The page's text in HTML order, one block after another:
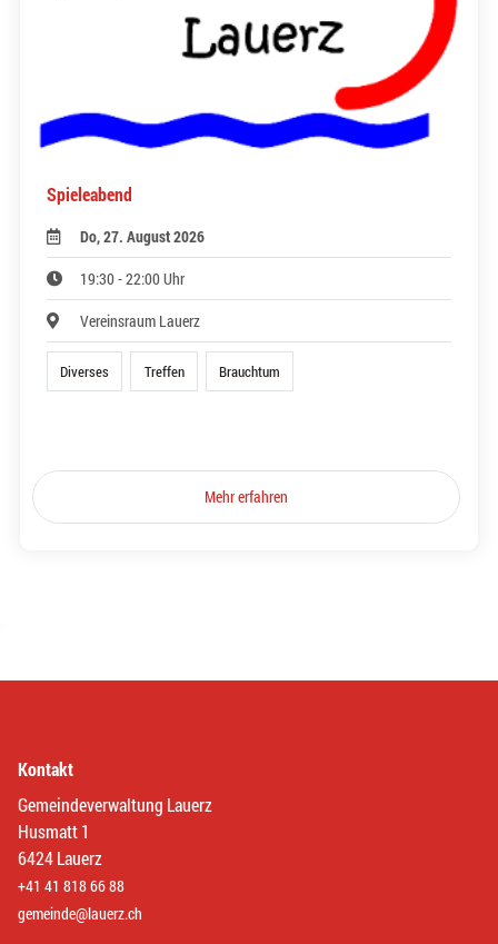
Spieleabend
Do, 27. August 2026
19:30 - 22:00 Uhr
Vereinsraum Lauerz
Diverses Treffen Brauchtum
Mehr erfahren
Kontakt
Gemeindeverwaltung Lauerz
Husmatt 1
6424 Lauerz
+41 41 818 66 88
gemeinde@lauerz.ch